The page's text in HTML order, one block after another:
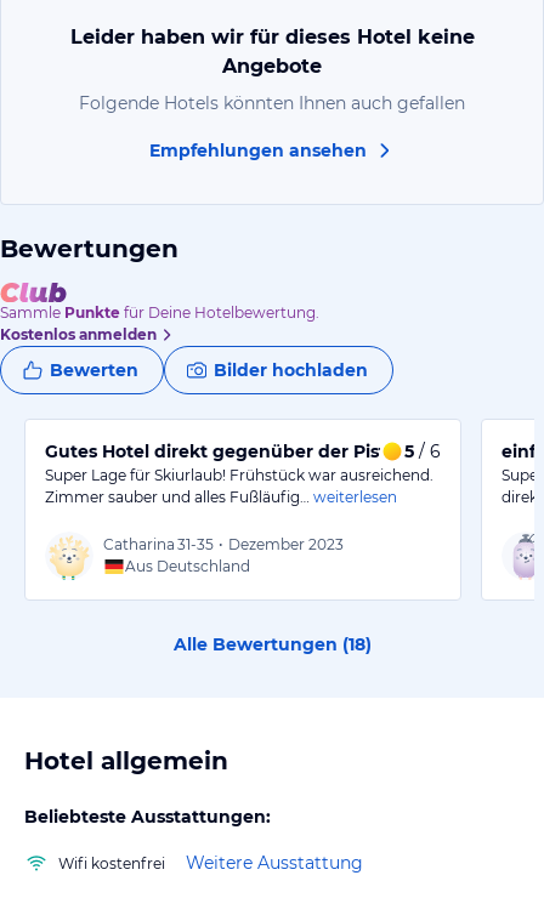
Leider haben wir für dieses Hotel keine
Angebote
Folgende Hotels könnten Ihnen auch gefallen
Empfehlungen ansehen
Bewertungen
Sammle Punkte für Deine Hotelbewertung.
Kostenlos anmelden
Bewerten Bilder hochladen
Gutes Hotel direkt gegenüber der Pistenabfahrt
5 / 6
Super Lage für Skiurlaub! Frühstück war ausreichend.
Zimmer sauber und alles Fußläufig…
weiterlesen
Catharina 31-35 • Dezember 2023
Aus Deutschland
Alle Bewertungen (18)
Hotel allgemein
Beliebteste Ausstattungen:
Wifi kostenfrei Weitere Ausstattung